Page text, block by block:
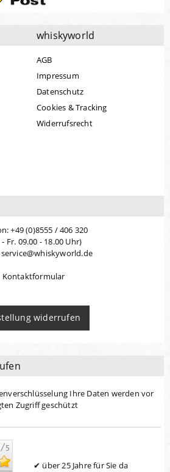
whiskyworld
AGB
Impressum
Datenschutz
Cookies & Tracking
Widerrufsrecht
+49 (0)8555 / 406 320
Fr. 09.00 - 18.00 Uhr)
service@whiskyworld.de
Kontaktformular
widerrufen
Ihre Daten werden vor
Zugriff geschützt
über 25 Jahre für Sie da